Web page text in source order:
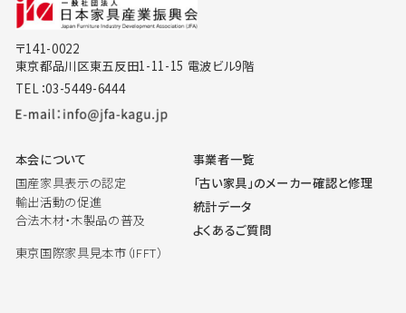
〒141-0022
東京都品川区東五反田1-11-15 電波ビル9階
TEL：03-5449-6444
本会について
国産家具表示の認定
輸出活動の促進
合法木材・木製品の普及
東京国際家具見本市（IFFT）
事業者一覧
「古い家具」のメーカー確認と修理
統計データ
よくあるご質問